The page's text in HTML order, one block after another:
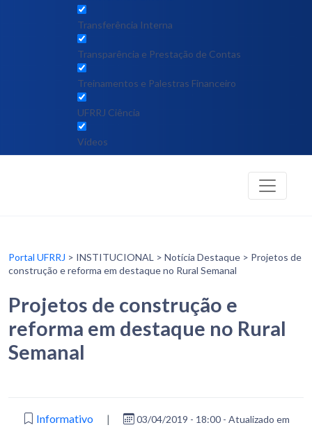
Transferência Interna
Transparência e Prestação de Contas
Treinamentos e Palestras Financeiro
UFRRJ Ciência
Vídeos
Portal UFRRJ > INSTITUCIONAL > Notícia Destaque > Projetos de
construção e reforma em destaque no Rural Semanal
Projetos de construção e
reforma em destaque no Rural
Semanal
Informativo | 03/04/2019 - 18:00 - Atualizado em